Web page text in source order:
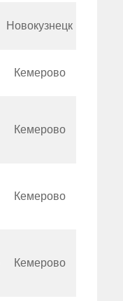
Новокузнецк
Кемерово
Кемерово
Кемерово
Кемерово